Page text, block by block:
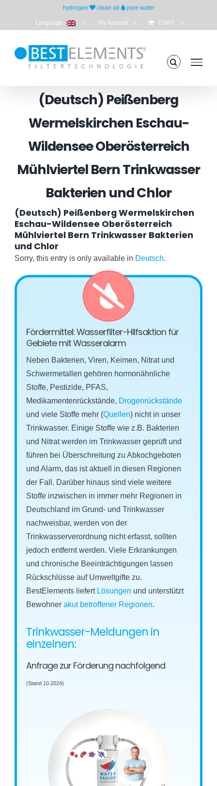
hydrogen clean air pure water
Language: My Account CART
(Deutsch) Peißenberg
Wermelskirchen Eschau-
Wildensee Oberösterreich
Mühlviertel Bern Trinkwasser
Bakterien und Chlor
(Deutsch) Peißenberg Wermelskirchen
Eschau-Wildensee Oberösterreich
Mühlviertel Bern Trinkwasser Bakterien
und Chlor
Sorry, this entry is only available in Deutsch.
Fördermittel: Wasserfilter-Hilfsaktion für
Gebiete mit Wasseralarm
Neben Bakterien, Viren, Keimen, Nitrat und
Schwermetallen gehören hormonähnliche
Stoffe, Pestizide, PFAS,
Medikamentenrückstände, Drogenrückstände
und viele Stoffe mehr (Quellen) nicht in unser
Trinkwasser. Einige Stoffe wie z.B. Bakterien
und Nitrat werden im Trinkwasser geprüft und
führen bei Überschreitung zu Abkochgeboten
und Alarm, das ist aktuell in diesen Regionen
der Fall. Darüber hinaus sind viele weitere
Stoffe inzwischen in immer mehr Regionen in
Deutschland im Grund- und Trinkwasser
nachweisbar, werden von der
Trinkwasserverordnung nicht erfasst, sollten
jedoch entfernt werden. Viele Erkrankungen
und chronische Beeinträchtigungen lassen
Rückschlüsse auf Umweltgifte zu.
BestElements liefert Lösungen und unterstützt
Bewohnerakut betroffener Regionen.
Trinkwasser-Meldungen in
einzelnen:
Anfrage zur Förderung nachfolgend
(Stand 10.2024)